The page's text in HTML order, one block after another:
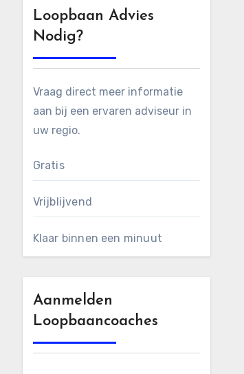
Loopbaan Advies
Nodig?
Vraag direct meer informatie
aan bij een ervaren adviseur in
uw regio.
Gratis
Vrijblijvend
Klaar binnen een minuut
Aanmelden
Loopbaancoaches